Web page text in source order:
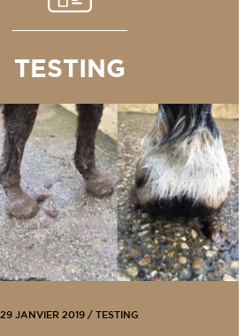
TESTING
29 JANVIER 2019 / TESTING